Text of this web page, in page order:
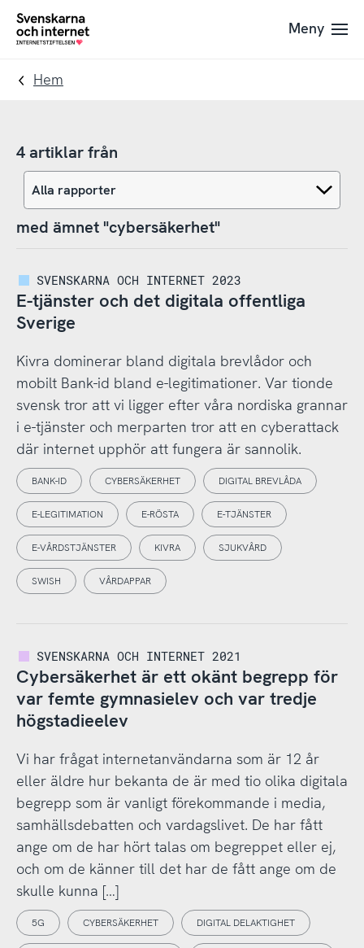
Till
navigation
Till
innehåll
To
Meny
Hem
4 artiklar från
med ämnet "cybersäkerhet"
SVENSKARNA OCH INTERNET 2023
E-tjänster och det digitala offentliga
Sverige
Kivra dominerar bland digitala brevlådor och
mobilt Bank-id bland e-legitimationer. Var tionde
svensk tror att vi ligger efter våra nordiska grannar
i e-tjänster och merparten tror att en cyberattack
där internet upphör att fungera är sannolik.
BANK-ID CYBERSÄKERHET DIGITAL BREVLÅDA
E-LEGITIMATION E-RÖSTA E-TJÄNSTER
E-VÅRDSTJÄNSTER KIVRA SJUKVÅRD
SWISH VÅRDAPPAR
SVENSKARNA OCH INTERNET 2021
Cybersäkerhet är ett okänt begrepp för
var femte gymnasielev och var tredje
högstadieelev
Vi har frågat internetanvändarna som är 12 år
eller äldre hur bekanta de är med tio olika digitala
begrepp som är vanligt förekommande i media,
samhällsdebatten och vardagslivet. De har fått
ange om de har hört talas om begreppet eller ej,
och om de känner till det har de fått ange om de
skulle kunna […]
5G CYBERSÄKERHET DIGITAL DELAKTIGHET